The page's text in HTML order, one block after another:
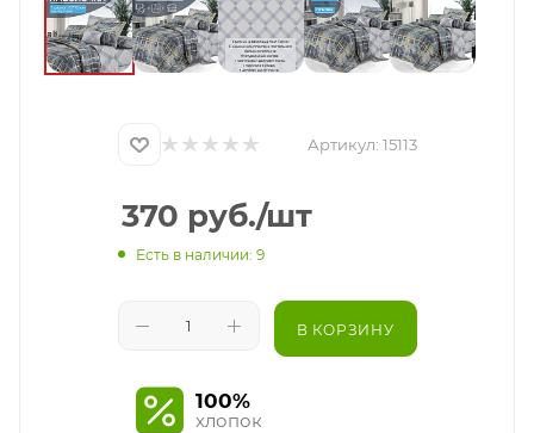
Артикул: 15113
370 руб./шт
Есть в наличии: 9
В КОРЗИНУ
100%
хлопок